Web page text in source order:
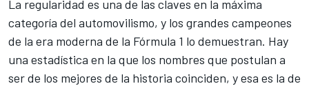
La regularidad es una de las claves en la máxima
categoría del automovilismo, y los grandes campeones
de la era moderna de la Fórmula 1 lo demuestran. Hay
una estadística en la que los nombres que postulan a
ser de los mejores de la historia coinciden, y esa es la de